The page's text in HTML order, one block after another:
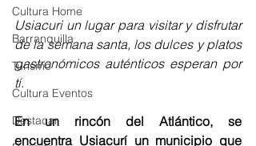
Cultura Home
Barranquilla
Turismo
Cultura Eventos
Destacar
Usiacuri un lugar para visitar y disfrutar
de la semana santa, los dulces y platos
gastronómicos auténticos esperan por
tí.
En un rincón del Atlántico, se
encuentra Usiacurí un municipio que